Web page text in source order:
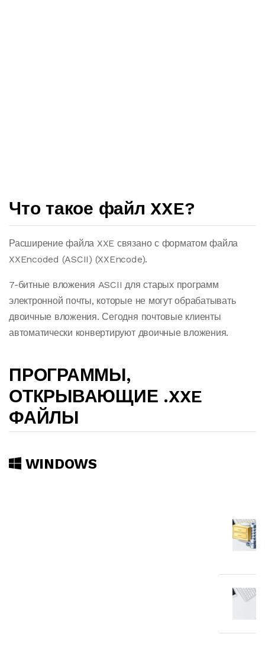
Что такое файл XXE?
Расширение файла XXE связано с форматом файла
XXEncoded (ASCII) (XXEncode).
7-битные вложения ASCII для старых программ
электронной почты, которые не могут обрабатывать
двоичные вложения. Сегодня почтовые клиенты
автоматически конвертируют двоичные вложения.
ПРОГРАММЫ,
ОТКРЫВАЮЩИЕ .XXE
ФАЙЛЫ
WINDOWS